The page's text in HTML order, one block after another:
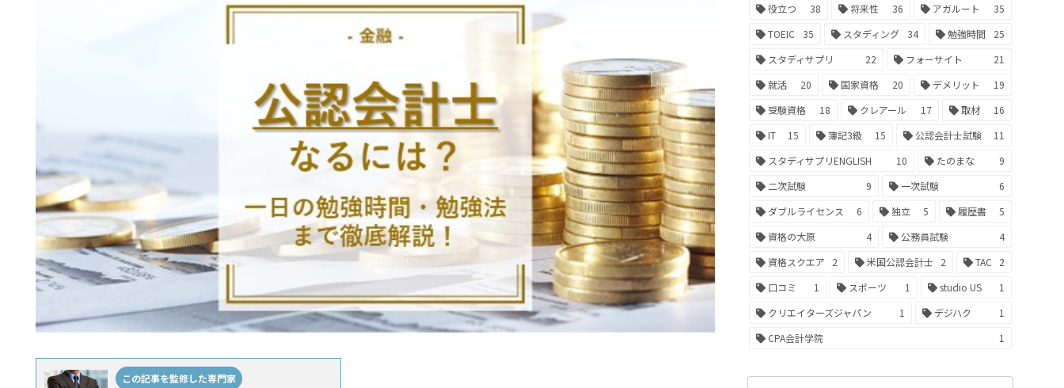
この記事を監修した専門家
役立つ
38 将来性 36 アガルート
35
TOEIC
35 スタディング 34 勉強時間
25
スタディサプリ
22 フォーサイト
21
就活
20 国家資格 20 デメリット
19
受験資格
18 クレアール 17 取材
16
IT
15 簿記3級 15 公認会計士試験
11
スタディサプリENGLISH
10 たのまな
9
二次試験
9 一次試験
6
ダブルライセンス
6 独立 5 履歴書
5
資格の大原
4 公務員試験
4
資格スクエア
2 米国公認会計士 2 TAC
2
口コミ
1 スポーツ 1 studio US
1
クリエイターズジャパン
1 デジハク
1
CPA会計学院
1